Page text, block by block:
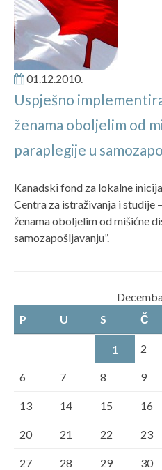
01.12.2010.
Uspješno
ženama oboljelim od
paraplegije u
Kanadski fond za lokalne
Centra za istraživanja i studije
ženama oboljelim od mišićne
samozapošljavanju”.
P
U S Č
1 2
6 7 8 9
13 14 15 16
20 21 22 23
27 28 29 30